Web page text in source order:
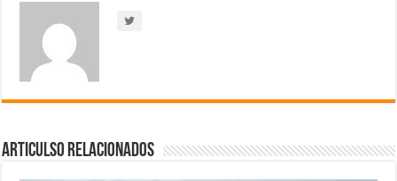
Articulso Relacionados